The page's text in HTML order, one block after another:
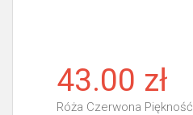
43.00 zł
Róża Czerwona Piękność